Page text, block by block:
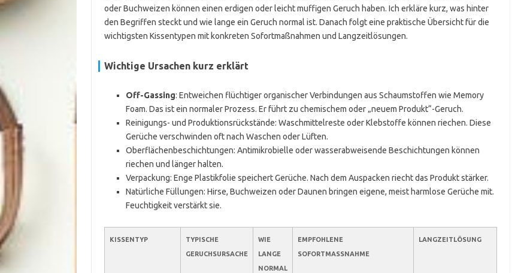
oder Buchweizen können einen erdigen oder leicht muffigen Geruch haben. Ich erkläre kurz, was hinter
den Begriffen steckt und wie lange ein Geruch normal ist. Danach folgt eine praktische Übersicht für die
wichtigsten Kissentypen mit konkreten Sofortmaßnahmen und Langzeitlösungen.
Wichtige Ursachen kurz erklärt
Off-Gassing: Entweichen flüchtiger organischer Verbindungen aus Schaumstoffen wie Memory
Foam. Das ist ein normaler Prozess. Er führt zu chemischem oder „neuem Produkt“-Geruch.
Reinigungs- und Produktionsrückstände: Waschmittelreste oder Klebstoffe können riechen. Diese
Gerüche verschwinden oft nach Waschen oder Lüften.
Oberflächenbeschichtungen: Antimikrobielle oder wasserabweisende Beschichtungen können
riechen und länger halten.
Verpackung: Enge Plastikfolie speichert Gerüche. Nach dem Auspacken riecht das Produkt stärker.
Natürliche Füllungen: Hirse, Buchweizen oder Daunen bringen eigene, meist harmlose Gerüche mit.
Feuchtigkeit verstärkt sie.
KISSENTYP
TYPISCHE
GERUCHSURSACHE
WIE
LANGE
NORMAL
EMPFOHLENE
SOFORTMASSNAHME
LANGZEITLÖSUNG